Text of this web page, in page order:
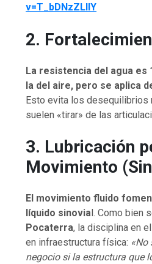
v=T_bDNzZLlIY
2.
La resistencia del agua es
la del aire, pero se aplica
Esto evita los desequilibrios
suelen «tirar» de las
3. Lubricación
Movimiento
El movimiento fluido
líquido sinovia l. Como bien
Pocaterra, la disciplina en
en infraestructura física: «No
negocio si la estructura que